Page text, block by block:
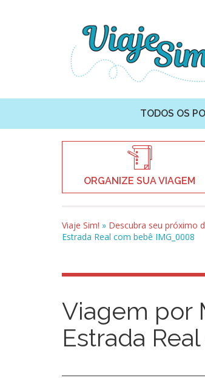
TODOS OS
ORGANIZE SUA VIAGEM
Viaje Sim! » Descubra seu próximo
Estrada Real com bebê IMG_0008
Viagem por
Estrada